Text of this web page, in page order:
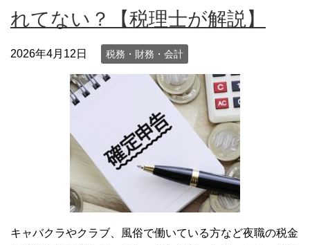
れてない？【税理士が解説】
2026年4月12日 税務・財務・会計
キャバクラやクラブ、風俗で働いている方など夜職の税金